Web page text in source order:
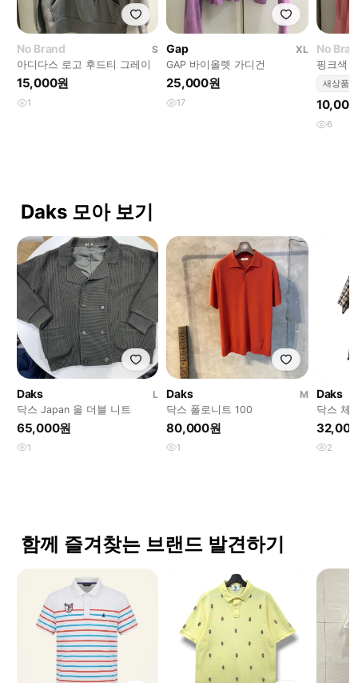
No Brand
S
아디다스 로고 후드티 그레이
15,000원
1
Gap
XL
GAP 바이올렛 가디건
25,000원
17
No
핑크색
새상품
6
Daks 모아 보기
Daks
L
닥스 Japan 울 더블 니트
65,000원
1
Daks
M
닥스 폴로니트 100
80,000원
1
Daks
닥스 체
2
함께 즐겨찾는 브랜드 발견하기